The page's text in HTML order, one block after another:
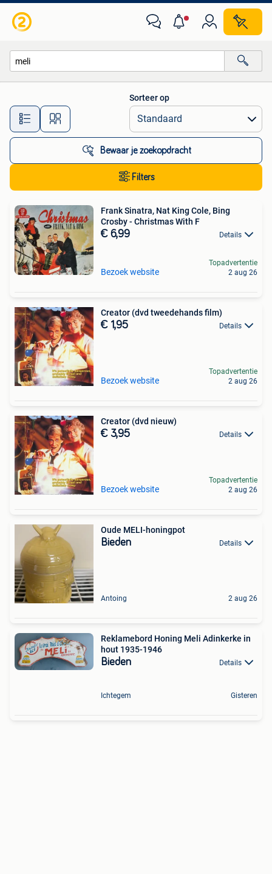
Alle afstanden…
Sorteer op
Bewaar je zoekopdracht
Filters
Frank Sinatra, Nat King Cole, Bing
Crosby - Christmas With F
€ 6,99 Details
Bezoek website
Topadvertentie
2 aug 26
Creator (dvd tweedehands film)
€ 1,95 Details
Bezoek website
Topadvertentie
2 aug 26
Creator (dvd nieuw)
€ 3,95 Details
Bezoek website
Topadvertentie
2 aug 26
Oude MELI-honingpot
Bieden Details
Antoing 2 aug 26
Reklamebord Honing Meli Adinkerke in
hout 1935-1946
Bieden Details
Ichtegem Gisteren